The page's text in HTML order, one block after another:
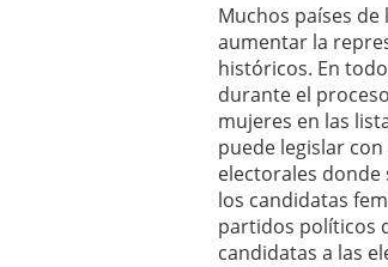
Muchos países de
aumentar la
históricos. En
durante el
mujeres en las
puede legislar con
electorales donde
los candidatas
partidos políticos
candidatas a las